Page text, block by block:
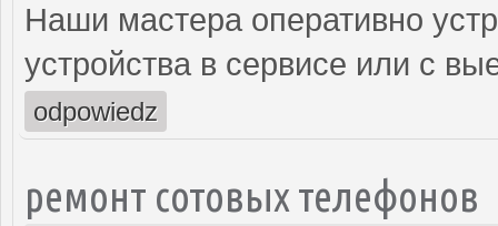
Наши мастера оперативно
устройства в сервисе или с
odpowiedz
ремонт сотовых телефонов